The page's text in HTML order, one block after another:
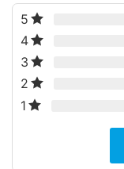
5
4
3
2
1